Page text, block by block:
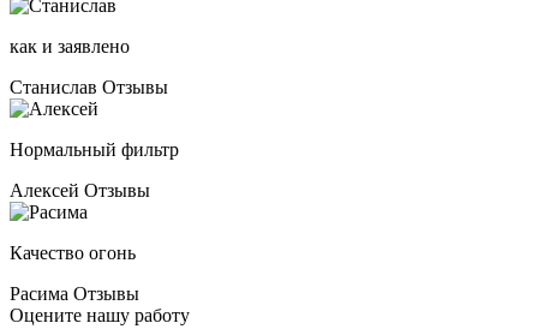
как и заявлено
Станислав Отзывы
Нормальный фильтр
Алексей Отзывы
Качество огонь
Расима Отзывы
Оцените нашу работу